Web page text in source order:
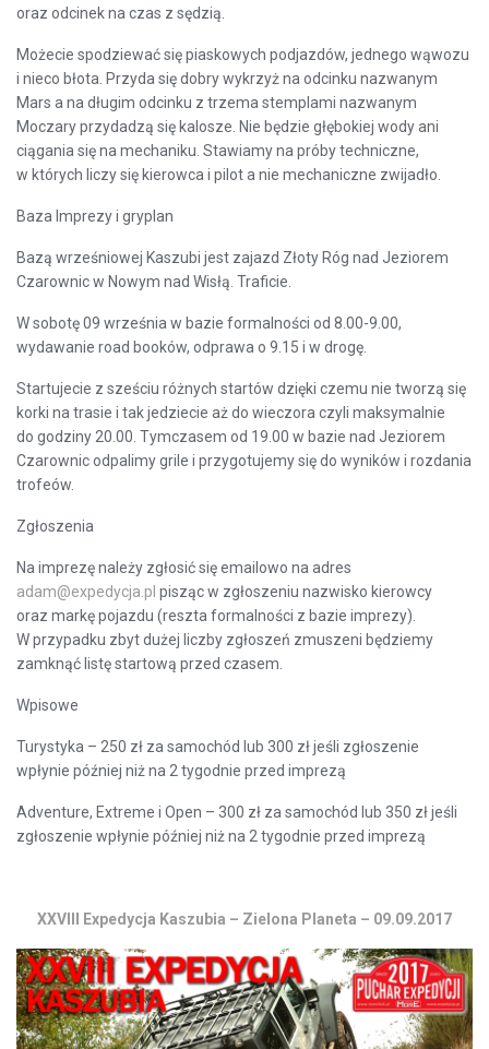
oraz odcinek na czas z sędzią.
Możecie spodziewać się piaskowych podjazdów, jednego wąwozu
i nieco błota. Przyda się dobry wykrzyż na odcinku nazwanym
Mars a na długim odcinku z trzema stemplami nazwanym
Moczary przydadzą się kalosze. Nie będzie głębokiej wody ani
ciągania się na mechaniku. Stawiamy na próby techniczne,
w których liczy się kierowca i pilot a nie mechaniczne zwijadło.
Baza Imprezy i gryplan
Bazą wrześniowej Kaszubi jest zajazd Złoty Róg nad Jeziorem
Czarownic w Nowym nad Wisłą. Traficie.
W sobotę 09 września w bazie formalności od 8.00-9.00,
wydawanie road booków, odprawa o 9.15 i w drogę.
Startujecie z sześciu różnych startów dzięki czemu nie tworzą się
korki na trasie i tak jedziecie aż do wieczora czyli maksymalnie
do godziny 20.00. Tymczasem od 19.00 w bazie nad Jeziorem
Czarownic odpalimy grile i przygotujemy się do wyników i rozdania
trofeów.
Zgłoszenia
Na imprezę należy zgłosić się emailowo na adres
adam@expedycja.pl pisząc w zgłoszeniu nazwisko kierowcy
oraz markę pojazdu (reszta formalności z bazie imprezy).
W przypadku zbyt dużej liczby zgłoszeń zmuszeni będziemy
zamknąć listę startową przed czasem.
Wpisowe
Turystyka – 250 zł za samochód lub 300 zł jeśli zgłoszenie
wpłynie później niż na 2 tygodnie przed imprezą
Adventure, Extreme i Open – 300 zł za samochód lub 350 zł jeśli
zgłoszenie wpłynie później niż na 2 tygodnie przed imprezą
XXVIII Expedycja Kaszubia – Zielona Planeta – 09.09.2017